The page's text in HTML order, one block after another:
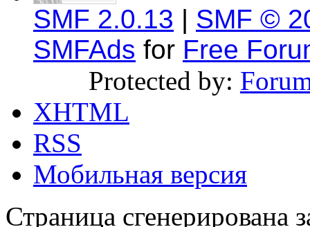
SMF 2.0.13 | SMF ©
SMFAds for Free
Protected by:
XHTML
RSS
Мобильная версия
Страница сгенерирована